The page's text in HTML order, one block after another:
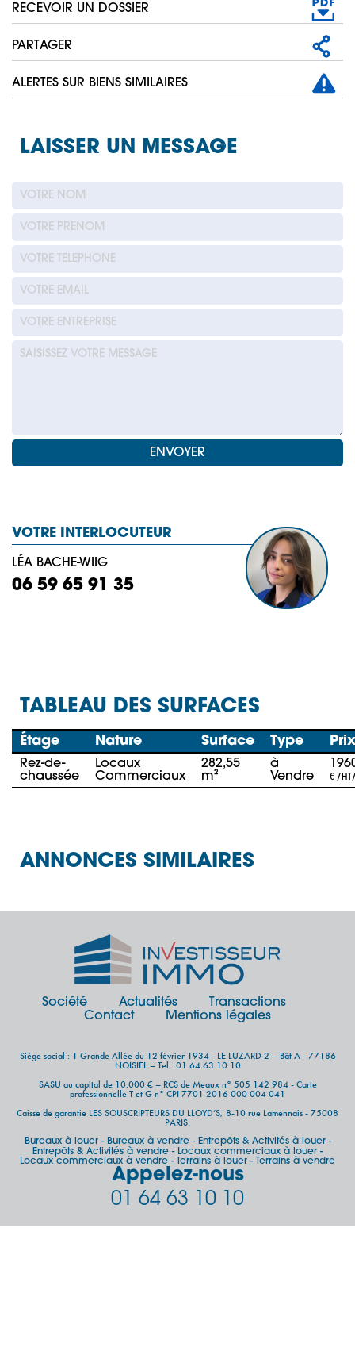
RECEVOIR UN DOSSIER
PARTAGER
ALERTES SUR BIENS SIMILAIRES
LAISSER UN MESSAGE
VOTRE INTERLOCUTEUR
LÉA BACHE-WIIG
06 59 65 91 35
TABLEAU DES SURFACES
Étage Nature Surface Type Prix
Rez-de-
chaussée
Locaux
Commerciaux
282,55
m²
à
Vendre
€ /
ANNONCES SIMILAIRES
Société Actualités
Transactions
Contact
Mentions légales
Siège social : 1 Grande Allée du 12 février 1934 - LE LUZARD 2 – Bât A - 77186
NOISIEL – Tel : 01 64 63 10 10
SASU au capital de 10.000 € – RCS de Meaux n° 505 142 984 - Carte
professionnelle T et G n° CPI 7701 2016 000 004 041
Caisse de garantie LES SOUSCRIPTEURS DU LLOYD’S, 8-10 rue Lamennais - 75008
PARIS.
Bureaux à louer- Bureaux à vendre- Entrepôts & Activités à louer-
Entrepôts & Activités à vendre - Locaux commerciaux à louer -
Locaux commerciaux à vendre - Terrains à louer - Terrains à vendre
Appelez-nous
01 64 63 10 10